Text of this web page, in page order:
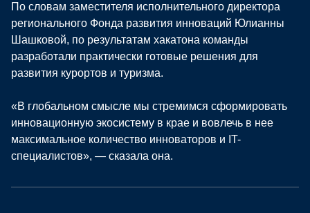
По словам заместителя исполнительного директора
регионального Фонда развития инноваций Юлианны
Шашковой, по результатам хакатона команды
разработали практически готовые решения для
развития курортов и туризма.
«В глобальном смысле мы стремимся сформировать
инновационную экосистему в крае и вовлечь в нее
максимальное количество инноваторов и IT-
специалистов», — сказала она.